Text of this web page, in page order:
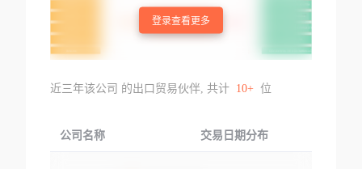
登录查看更多
近三年该公司 的出口贸易伙伴, 共计 10+ 位
公司名称 交易日期分布